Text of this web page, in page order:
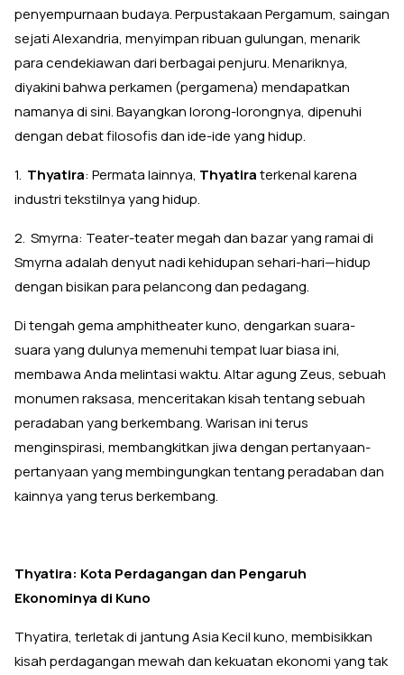
penyempurnaan budaya. Perpustakaan Pergamum, saingan
sejati Alexandria, menyimpan ribuan gulungan, menarik
para cendekiawan dari berbagai penjuru. Menariknya,
diyakini bahwa perkamen (pergamena) mendapatkan
namanya di sini. Bayangkan lorong-lorongnya, dipenuhi
dengan debat filosofis dan ide-ide yang hidup.
1. Thyatira: Permata lainnya, Thyatiraterkenal karena
industri tekstilnya yang hidup.
2. Smyrna: Teater-teater megah dan bazar yang ramai di
Smyrna adalah denyut nadi kehidupan sehari-hari—hidup
dengan bisikan para pelancong dan pedagang.
Di tengah gema amphitheater kuno, dengarkan suara-
suara yang dulunya memenuhi tempat luar biasa ini,
membawa Anda melintasi waktu. Altar agung Zeus, sebuah
monumen raksasa, menceritakan kisah tentang sebuah
peradaban yang berkembang. Warisan ini terus
menginspirasi, membangkitkan jiwa dengan pertanyaan-
pertanyaan yang membingungkan tentang peradaban dan
kainnya yang terus berkembang.
Thyatira: Kota Perdagangan dan Pengaruh
Ekonominya di Kuno
Thyatira, terletak di jantung Asia Kecil kuno, membisikkan
kisah perdagangan mewah dan kekuatan ekonomi yang tak